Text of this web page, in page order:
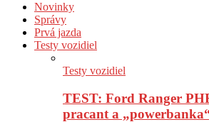
Novinky
Správy
Prvá jazda
Testy vozidiel
Testy vozidiel
TEST: Ford Ranger
pracant a